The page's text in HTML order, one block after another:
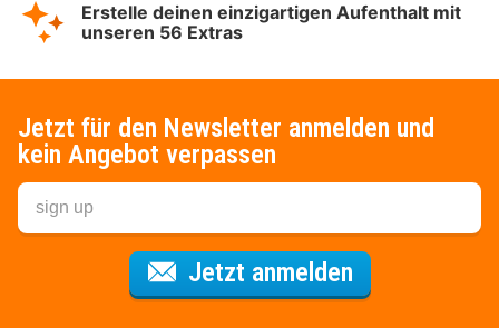
Erstelle deinen einzigartigen Aufenthalt mit
unseren 56 Extras
Jetzt für den Newsletter anmelden und
kein Angebot verpassen
Jetzt anmeldenFür den